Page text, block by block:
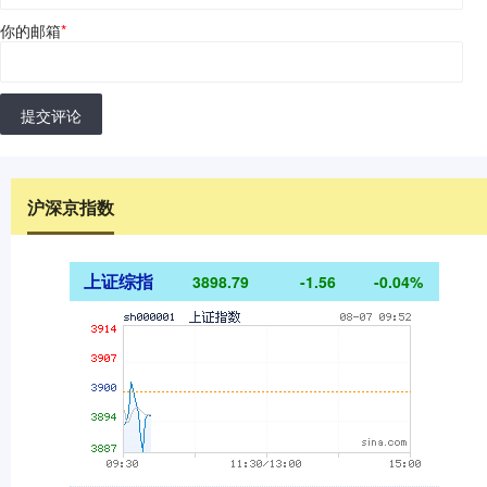
你的邮箱*
提交评论
沪深京指数
上证综指 3898.79 -1.56 -0.04%